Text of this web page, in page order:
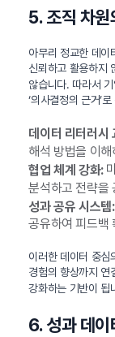
5. 조직 차원
아무리 정교한 데이
신뢰하고 활용하지
않습니다. 따라서 기
‘의사결정의 근거’
데이터 리터러시
해석 방법을 이
협업 체계 강화:
분석하고 전략을
성과 공유 시스템:
공유하여 피드백
이러한 데이터 중심
경험의 향상까지
강화하는 기반이 됩
6. 성과 데